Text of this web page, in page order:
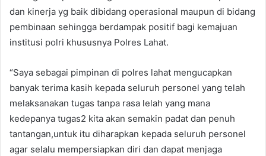
dan kinerja yg baik dibidang operasional maupun di bidang
pembinaan sehingga berdampak positif bagi kemajuan
institusi polri khususnya Polres Lahat.
“Saya sebagai pimpinan di polres lahat mengucapkan
banyak terima kasih kepada seluruh personel yang telah
melaksanakan tugas tanpa rasa lelah yang mana
kedepanya tugas2 kita akan semakin padat dan penuh
tantangan,untuk itu diharapkan kepada seluruh personel
agar selalu mempersiapkan diri dan dapat menjaga